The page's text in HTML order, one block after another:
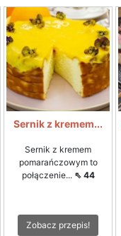
Sernik z kremem...
Sernik z kremem
pomarańczowym to
połączenie... ⇖ 44
Zobacz przepis!